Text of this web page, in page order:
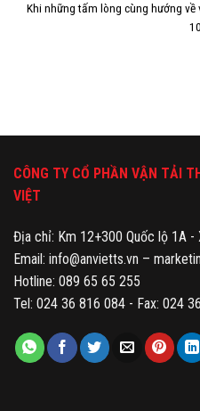
Khi những tấm lòng cùng hướng
CÔNG TY CỔ PHẦN VẬN TẢI
VIỆT
Địa chỉ: Km 12+300 Quốc lộ 1A -
Email: info@anvietts.vn –
Hotline: 089 65 65 255
Tel: 024 36 816 084 - Fax: 024